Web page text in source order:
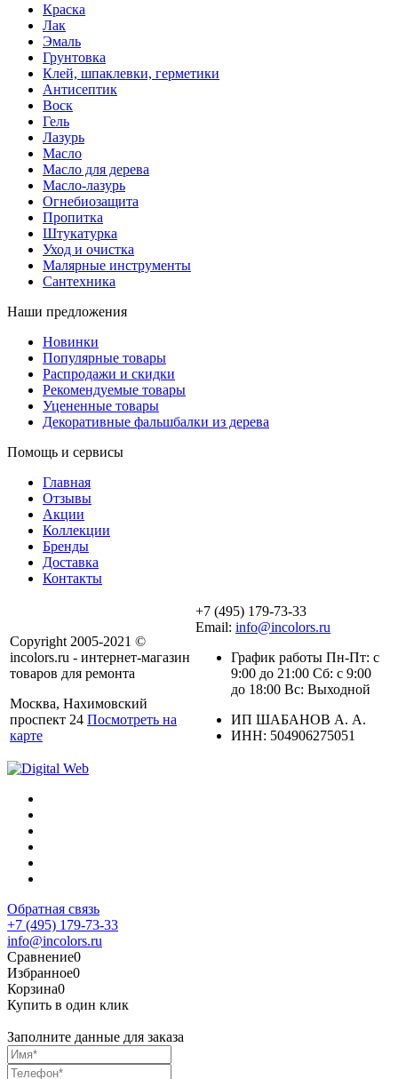
Краска
Лак
Эмаль
Грунтовка
Клей, шпаклевки, герметики
Антисептик
Воск
Гель
Лазурь
Масло
Масло для дерева
Масло-лазурь
Огнебиозащита
Пропитка
Штукатурка
Уход и очистка
Малярные инструменты
Сантехника
Наши предложения
Новинки
Популярные товары
Распродажи и скидки
Рекомендуемые товары
Уцененные товары
Декоративные фальшбалки из дерева
Помощь и сервисы
Главная
Отзывы
Акции
Коллекции
Бренды
Доставка
Контакты
Copyright 2005-2021 ©
incolors.ru - интернет-магазин
товаров для ремонта
Москва, Нахимовский
проспект 24 Посмотреть на
карте
+7 (495) 179-73-33
Email: info@incolors.ru
График работы Пн-Пт: с
9:00 до 21:00 Сб: с 9:00
до 18:00 Вс: Выходной
ИП ШАБАНОВ А. А.
ИНН: 504906275051
Обратная связь
+7 (495) 179-73-33
info@incolors.ru
Сравнение0
Избранное0
Корзина0
Купить в один клик
Заполните данные для заказа